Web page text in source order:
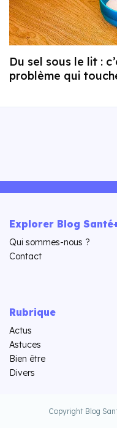
Du sel sous le lit :
problème qui
Explorer Blog
Qui sommes-nous ?
Contact
Rubrique
Actus
Astuces
Bien être
Divers
Copyright Blog